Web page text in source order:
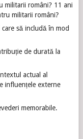
militarii români? 11 ani
militarii români?
să includă în mod
de durată la
actual al
influențele externe
memorabile.